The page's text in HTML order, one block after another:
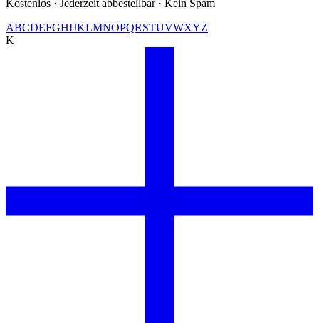
Kostenlos · Jederzeit abbestellbar · Kein Spam
ABCDEFGHIJKLMNOPQRSTUVWXYZ
K